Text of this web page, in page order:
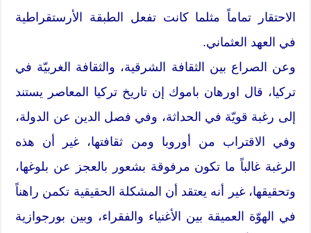
الاحتقار تماماً مثلما كانت تفعل الطبقة الأرستقراطية
في العهد العثماني.
وعن الصراع بين الثقافة الشرقية، والثقافة الغربيّة في
تركيا، قال اورهان باموك إن تاريخ تركيا المعاصر يستند
إلى رغبة قويّة في الحداثة، وفي فصل الدين عن الدولة،
وفي الاقتراب من أوروبا ومن ثقافتها، غير أن هذه
الرغبة غالباً ما تكون مرفوقة بشعور بالعجز عن بلوغها،
وتحقيقها، غير أنه يعتقد أن المشكلة الحقيقية تكمن راهناً
في الهوّة العميقة بين الأغنياء والفقراء، وبين بورجوازية